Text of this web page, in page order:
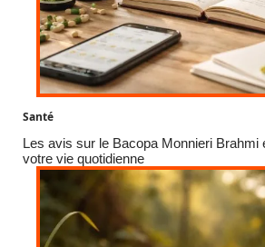
Santé
Les avis sur le Bacopa Monnieri Brahmi
votre vie quotidienne